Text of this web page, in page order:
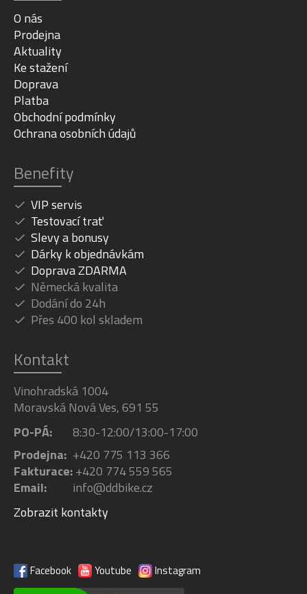
Barva
O nás
Prodejna
Aktuality
Ke stažení
Doprava
Platba
Obchodní podmínky
Ochrana osobních údajů
Benefity
VIP servis
Testovací trať
Slevy a bonusy
Dárky k objednávkám
Doprava ZDARMA
Německá kvalita
Dodání do 24h
Přes 400 kol skladem
Kontakt
Vinohradská 1004
Moravská Nová Ves, 691 55
PO-PÁ:
8:30-12:00/13:00-17:00
Prodejna: +420 775 113 366
Fakturace:+420 774 559 565
Email:
info@ddbike.cz
Zobrazit kontakty
Facebook Youtube Instagram